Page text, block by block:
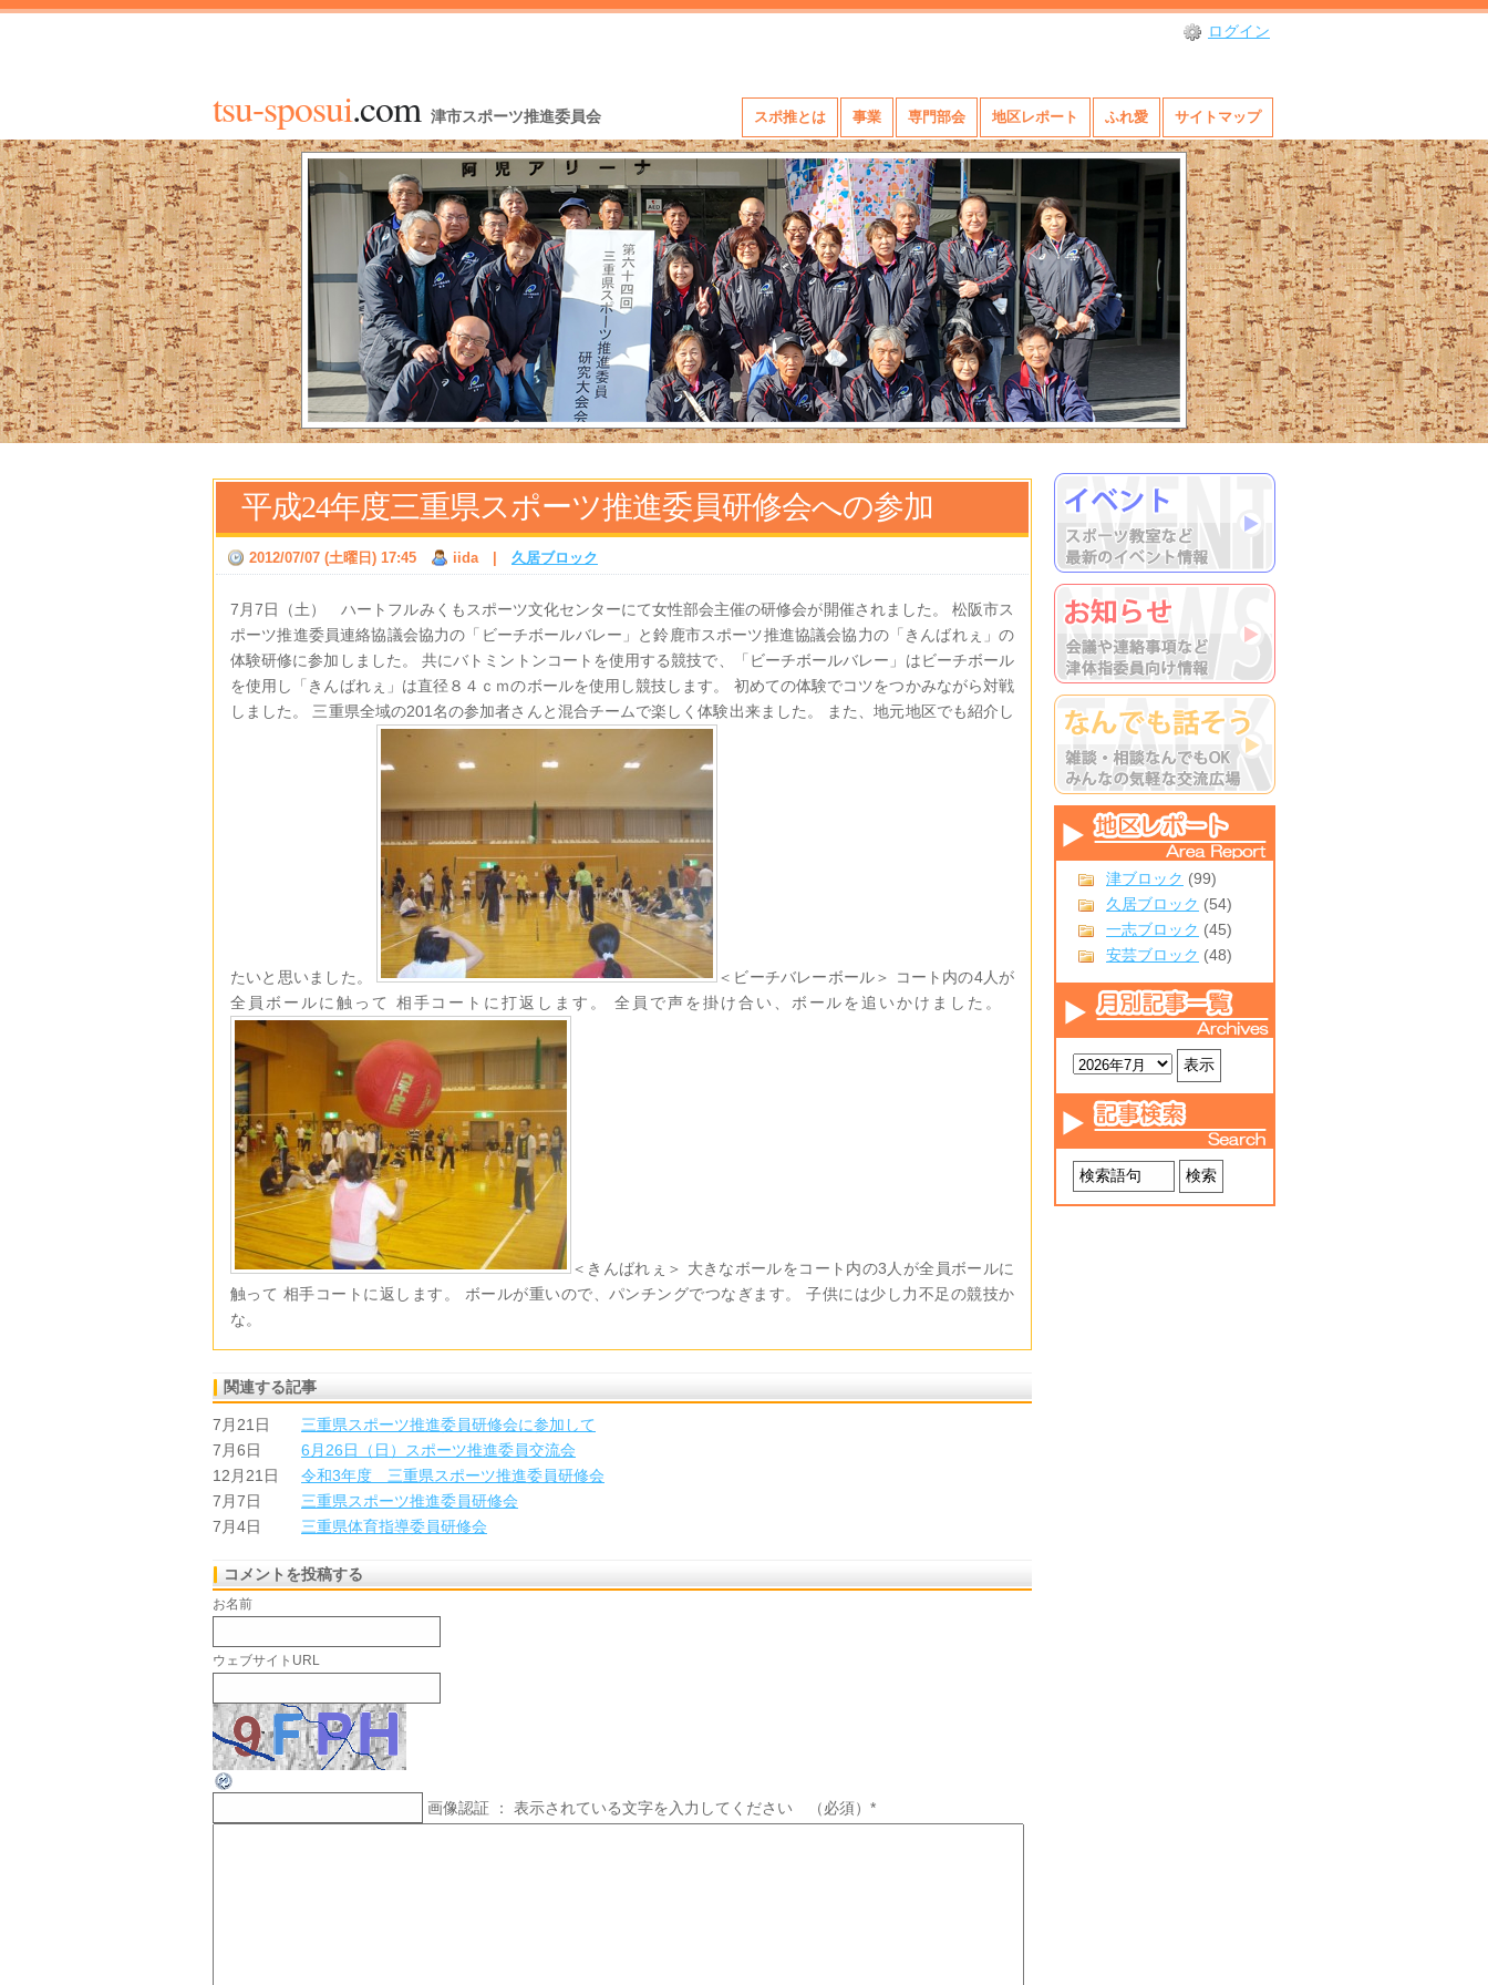
ログイン
tsu-sposui.com 津市スポーツ推進委員会 スポ推とは 事業 専門部会 地区レポート ふれ愛 サイトマップ
津ブロック (99)
久居ブロック (54)
一志ブロック (45)
安芸ブロック (48)
平成24年度三重県スポーツ推進委員研修会への参加
2012/07/07 (土曜日) 17:45 iida| 久居ブロック
7月7日（土） ハートフルみくもスポーツ文化センターにて女性部会主催の研修会が開催されました。 松阪市ス
ポーツ推進委員連絡協議会協力の「ビーチボールバレー」と鈴鹿市スポーツ推進協議会協力の「きんばれぇ」の
体験研修に参加しました。 共にバトミントンコートを使用する競技で、「ビーチボールバレー」はビーチボール
を使用し「きんばれぇ」は直径８４ｃｍのボールを使用し競技します。 初めての体験でコツをつかみながら対戦
しました。 三重県全域の201名の参加者さんと混合チームで楽しく体験出来ました。 また、地元地区でも紹介し
たいと思いました。
＜ビーチバレーボール＞ コート内の4人が
全員ボールに触って 相手コートに打返します。 全員で声を掛け合い、ボールを追いかけました。
＜きんばれぇ＞ 大きなボールをコート内の3人が全員ボールに
触って 相手コートに返します。 ボールが重いので、パンチングでつなぎます。 子供には少し力不足の競技か
な。
関連する記事
7月21日
三重県スポーツ推進委員研修会に参加して
7月6日
6月26日（日）スポーツ推進委員交流会
12月21日
令和3年度 三重県スポーツ推進委員研修会
7月7日
三重県スポーツ推進委員研修会
7月4日
三重県体育指導委員研修会
コメントを投稿する
お名前
ウェブサイトURL
画像認証 ： 表示されている文字を入力してください （必須） *